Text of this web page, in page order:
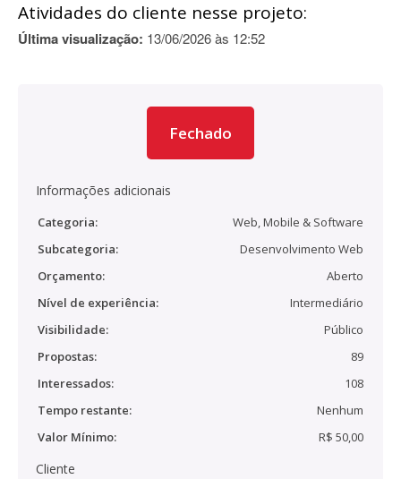
Atividades do cliente nesse projeto:
Última visualização: 13/06/2026 às 12:52
Fechado
Informações adicionais
Categoria:
Web, Mobile & Software
Subcategoria:
Desenvolvimento Web
Orçamento:
Aberto
Nível de experiência:
Intermediário
Visibilidade:
Público
Propostas:
89
Interessados:
108
Tempo restante:
Nenhum
Valor Mínimo:
R$ 50,00
Cliente